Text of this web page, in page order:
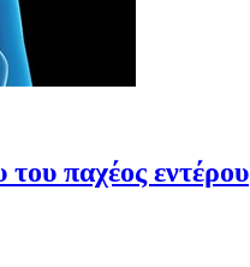
παχέος εντέρου